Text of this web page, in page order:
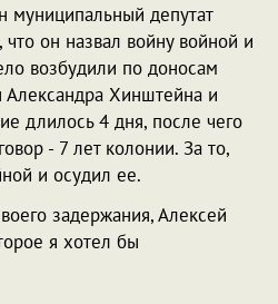
муниципальный депутат
он назвал войну войной и
возбудили по доносам
Александра Хинштейна и
длилось 4 дня, после чего
- 7 лет колонии. За то,
и осудил ее.
задержания, Алексей
я хотел бы